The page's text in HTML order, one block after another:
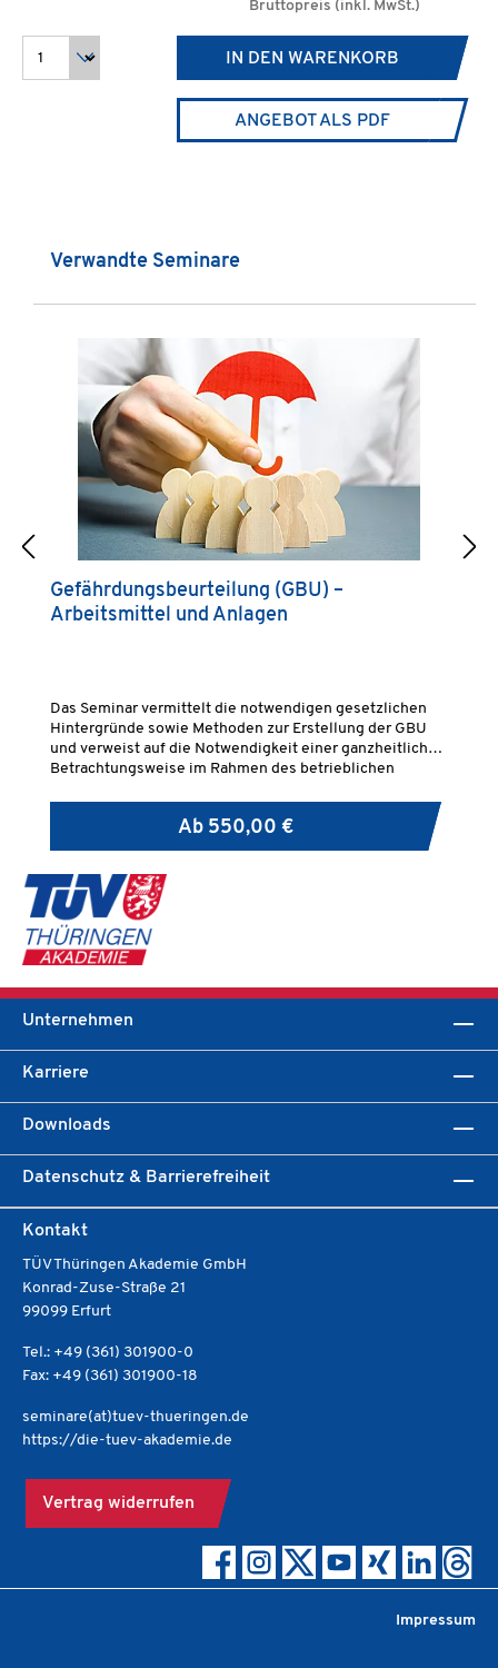
Bruttopreis (inkl. MwSt.)
IN DEN WARENKORB
ANGEBOT ALS PDF
Produktgalerie überspringen
Verwandte Seminare
Gefährdungsbeurteilung (GBU) –
Arbeitsmittel und Anlagen
Das Seminar vermittelt die notwendigen gesetzlichen
Hintergründe sowie Methoden zur Erstellung der GBU
und verweist auf die Notwendigkeit einer ganzheitlichen
Betrachtungsweise im Rahmen des betrieblichen
Ab 550,00 €
Unternehmen
Karriere
Downloads
Datenschutz & Barrierefreiheit
Kontakt
TÜV Thüringen Akademie GmbH
Konrad-Zuse-Straße 21
99099 Erfurt
Tel.: +49 (361) 301900-0
Fax: +49 (361) 301900-18
seminare(at)tuev-thueringen.de
https://die-tuev-akademie.de
Vertrag widerrufen
Impressum